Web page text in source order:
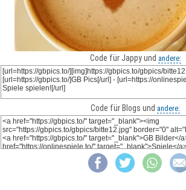
Code für Jappy und andere:
Code für Blogs und andere: